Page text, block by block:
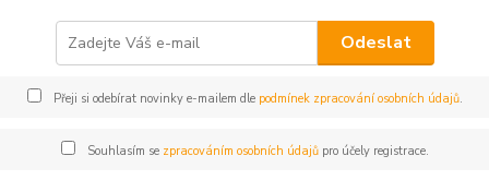
Odeslat
Přeji si odebírat novinky e-mailem dle podmínek zpracování osobních údajů.
Souhlasím se zpracováním osobních údajůpro účely registrace.